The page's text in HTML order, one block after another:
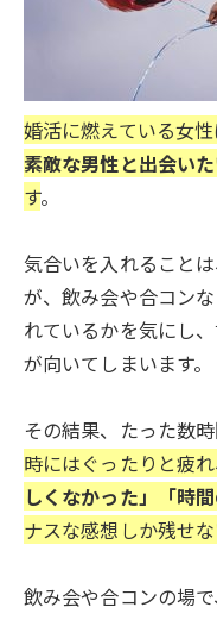
婚活に燃えている女
素敵な男性と出会いた
す。
気合いを入れること
が、飲み会や合コン
れているかを気にし
が向いてしまいます。
その結果、たった数
時にはぐったりと疲
しくなかった」「時
ナスな感想しか残せ
飲み会や合コンの場